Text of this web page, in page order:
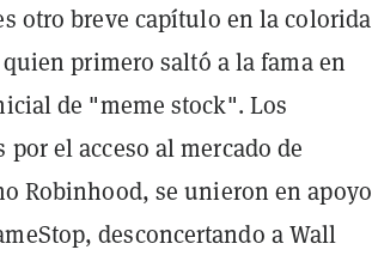
otro breve capítulo en la colorida
primero saltó a la fama en
de "meme stock". Los
el acceso al mercado de
Robinhood, se unieron en apoyo
desconcertando a Wall